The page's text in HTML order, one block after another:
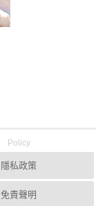
Policy
隱私政策
免責聲明